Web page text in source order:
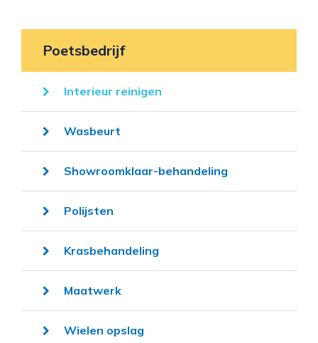
Poetsbedrijf
Interieur reinigen
Wasbeurt
Showroomklaar-behandeling
Polijsten
Krasbehandeling
Maatwerk
Wielen opslag